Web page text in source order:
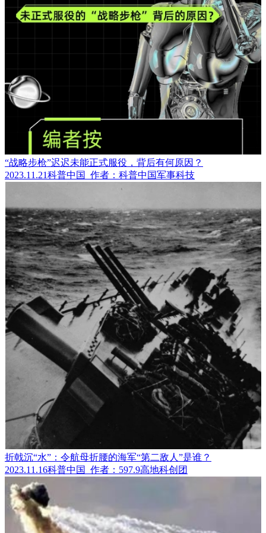
“战略步枪”迟迟未能正式服役，背后有何原因？
2023.11.21科普中国 作者：科普中国军事科技
折戟沉“水”：令航母折腰的海军“第二敌人”是谁？
2023.11.16科普中国 作者：597.9高地科创团